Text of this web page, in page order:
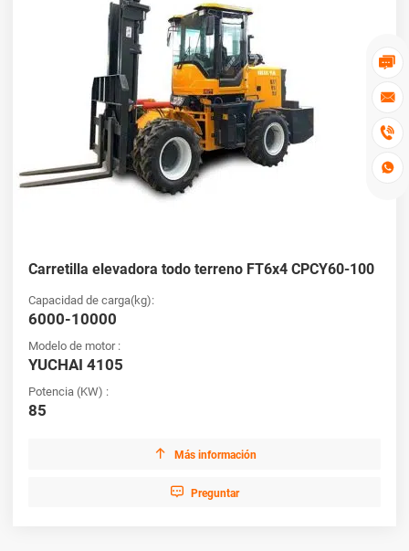




Carretilla elevadora todo terreno FT6x4 CPCY60-100
Capacidad de carga(kg):
6000-10000
Modelo de motor :
YUCHAI 4105
Potencia (KW) :
85
 Más información
 Preguntar